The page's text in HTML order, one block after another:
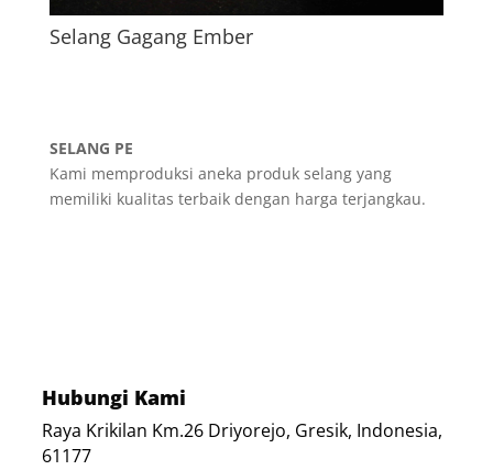
Selang Gagang Ember
SELANG PE
Kami memproduksi aneka produk selang yang
memiliki kualitas terbaik dengan harga terjangkau.
Hubungi Kami
Raya Krikilan Km.26 Driyorejo, Gresik, Indonesia,
61177